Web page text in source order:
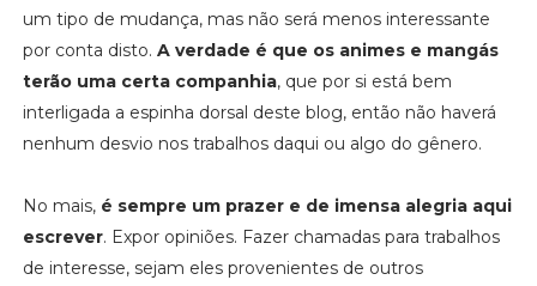
um tipo de mudança, mas não será menos interessante
por conta disto. A verdade é que os animes e mangás
terão uma certa companhia, que por si está bem
interligada a espinha dorsal deste blog, então não haverá
nenhum desvio nos trabalhos daqui ou algo do gênero.
No mais, é sempre um prazer e de imensa alegria aqui
escrever. Expor opiniões. Fazer chamadas para trabalhos
de interesse, sejam eles provenientes de outros